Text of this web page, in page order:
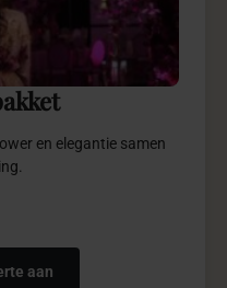
en elegantie samen
aan